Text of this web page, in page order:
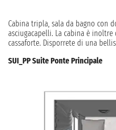
Cabina tripla, sala da bagno con
asciugacapelli. La cabina è
cassaforte. Disporrete di una
SUI_PP Suite Ponte Principale